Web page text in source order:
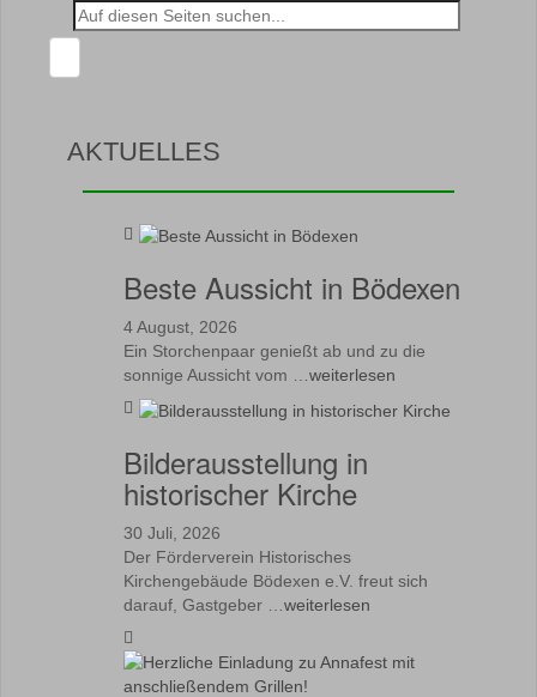
Suche
nach:
AKTUELLES
Beste Aussicht in Bödexen
4 August, 2026
Ein Storchenpaar genießt ab und zu die
sonnige Aussicht vom …weiterlesen
Bilderausstellung in
historischer Kirche
30 Juli, 2026
Der Förderverein Historisches
Kirchengebäude Bödexen e.V. freut sich
darauf, Gastgeber … weiterlesen